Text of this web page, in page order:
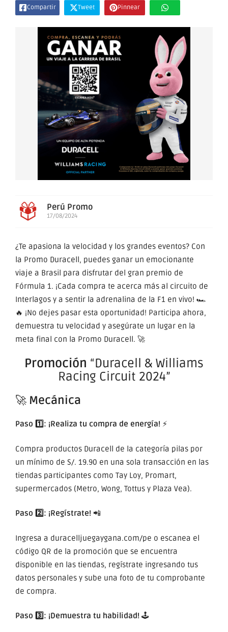
Compartir Tweet Pinnear
Perú Promo
17/08/2024
¿Te apasiona la velocidad y los grandes eventos? Con
la Promo Duracell, puedes ganar un emocionante
viaje a Brasil para disfrutar del gran premio de
Fórmula 1. ¡Cada compra te acerca más al circuito de
Interlagos y a sentir la adrenalina de la F1 en vivo! 🏎️
🔥 ¡No dejes pasar esta oportunidad! Participa ahora,
demuestra tu velocidad y asegúrate un lugar en la
meta final con la Promo Duracell. 🚀
Promoción “Duracell & Williams
Racing Circuit 2024”
🚀 Mecánica
Paso 1️⃣: ¡Realiza tu compra de energía! ⚡
Compra productos Duracell de la categoría pilas por
un mínimo de S/. 19.90 en una sola transacción en las
tiendas participantes como Tay Loy, Promart,
supermercados (Metro, Wong, Tottus y Plaza Vea).
Paso 2️⃣: ¡Regístrate! 📲
Ingresa a duracelljuegaygana.com/pe o escanea el
código QR de la promoción que se encuentra
disponible en las tiendas, regístrate ingresando tus
datos personales y sube una foto de tu comprobante
de compra.
Paso 3️⃣: ¡Demuestra tu habilidad! 🕹️